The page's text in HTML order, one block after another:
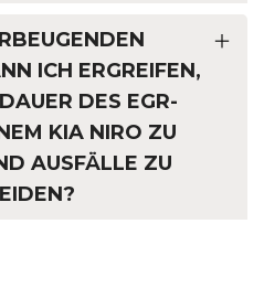
ICH ERGREIFEN, U
DES EGR-V
KIA NIRO ZU O
AUSFÄLLE ZU V